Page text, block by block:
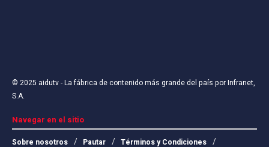
© 2025 aidutv- La fábrica de contenido más grande del país porInfranet,
S.A.
Navegar en el sitio
Sobre nosotros Pautar Términos y Condiciones